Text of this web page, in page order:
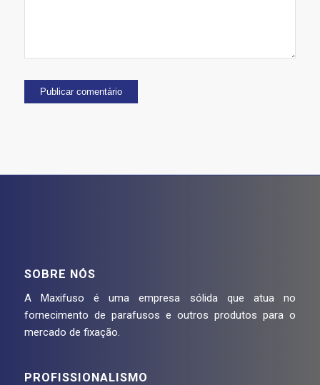
SOBRE NÓS
A Maxifuso é uma empresa sólida que atua no
fornecimento de parafusos e outros produtos para o
mercado de fixação.
PROFISSIONALISMO